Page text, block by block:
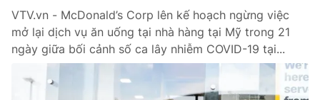
Xã hội
Pháp luật
VTV.vn - McDonald’s Corp lên kế hoạch ngừng việc
mở lại dịch vụ ăn uống tại nhà hàng tại Mỹ trong 21
ngày giữa bối cảnh số ca lây nhiễm COVID-19 tại...